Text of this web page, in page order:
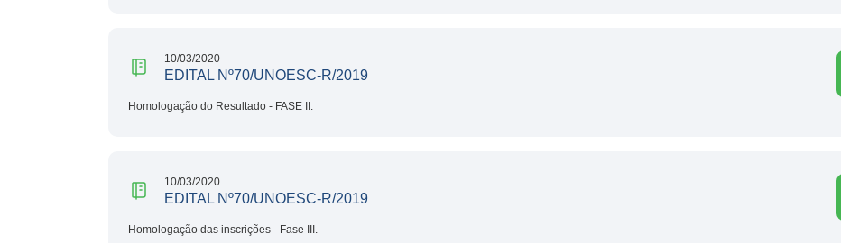
10/03/2020
EDITAL Nº70/UNOESC-R/2019
Homologação do Resultado - FASE II.
10/03/2020
EDITAL Nº70/UNOESC-R/2019
Homologação das inscrições - Fase III.